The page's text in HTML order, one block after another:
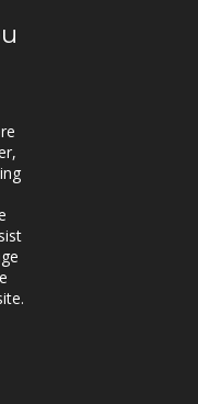
Sveaskog
preferences